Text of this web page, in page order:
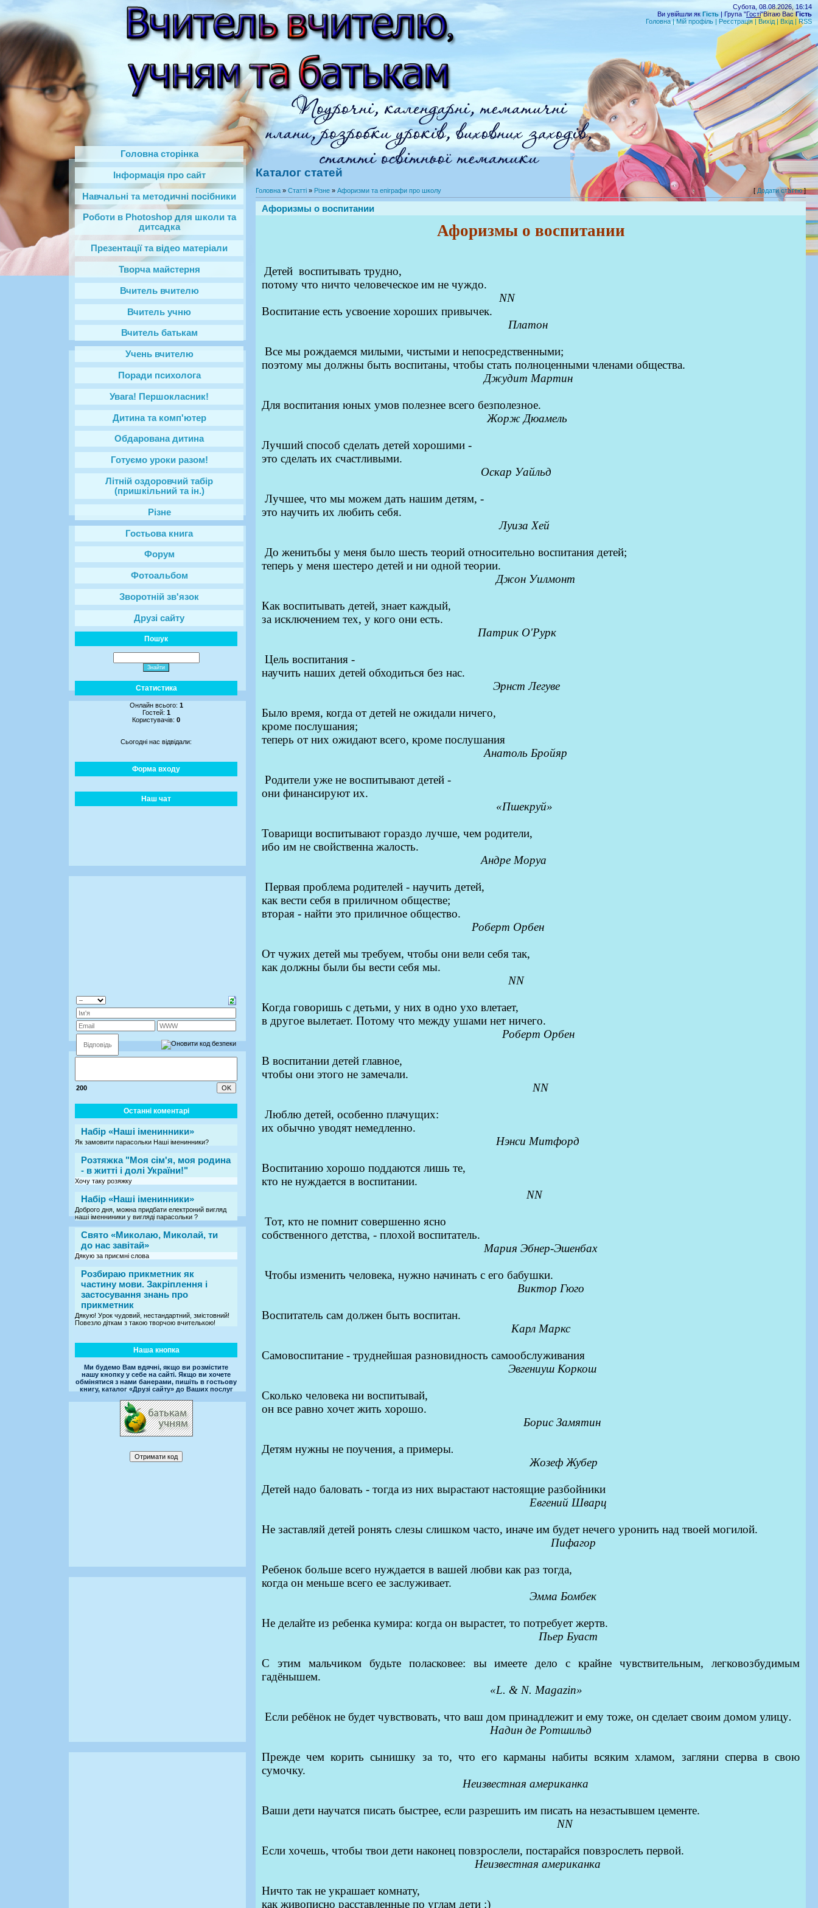
Субота, 08.08.2026, 16:14
Ви увійшли як Гість | Група "Гості"Вітаю ВасГість
Головна|Мій профіль | Реєстрація| Вихід|Вхід |RSS
Головна сторінка
Інформація про сайт
Навчальні та методичні посібники
Роботи в Photoshop‎ для школи та
дитсадка
Презентації та відео матеріали
Творча майстерня
Вчитель вчителю
Вчитель учню
Вчитель батькам
Учень вчителю
Поради психолога
Увага! Першокласник!
Дитина та комп'ютер
Обдарована дитина
Готуємо уроки разом!
Літній оздоровчий табір
(пришкільний та ін.)
Різне
Гостьова книга
Форум
Фотоальбом
Зворотній зв'язок
Друзі сайту
Пошук
Статистика
Онлайн всього: 1
Гостей: 1
Користувачів: 0
Сьогодні нас відвідали:
Форма входу
Наш чат
200
Останні коментарі
Набір «Наші іменинники»
Як замовити парасольки Наші іменинники?
Розтяжка "Моя сім'я, моя родина
- в житті і долі України!"
Хочу таку розяжку
Набір «Наші іменинники»
Доброго дня, можна придбати електроний вигляд
наші іменниники у вигляді парасольки ?
Свято «Миколаю, Миколай, ти
до нас завітай»
Дякую за приємні слова
Розбираю прикметник як
частину мови. Закріплення і
застосування знань про
прикметник
Дякую! Урок чудовий, нестандартний, змістовний!
Повезло діткам з такою творчою вчителькою!
Наша кнопка
Ми будемо Вам вдячні, якщо ви розмістите
нашу кнопку у себе на сайті. Якщо ви хочете
обмінятися з нами банерами, пишіть в гостьову
книгу, каталог «Друзі сайту» до Ваших послуг
Каталог статей
Головна » Статті » Різне » Афоризми та епіграфи про школу [ Додати статтю]
Афоризмы о воспитании
Афоризмы о воспитании
Детей воспитывать трудно,
потому что ничто человеческое им не чуждо.
NN
Воспитание есть усвоение хороших привычек.
Платон
Все мы рождаемся милыми, чистыми и непосредственными;
поэтому мы должны быть воспитаны, чтобы стать полноценными членами общества.
Джудит Мартин
Для воспитания юных умов полезнее всего безполезное.
Жорж Дюамель
Лучший способ сделать детей хорошими -
это сделать их счастливыми.
Оскар Уайльд
Лучшее, что мы можем дать нашим детям, -
это научить их любить себя.
Луиза Хей
До женитьбы у меня было шесть теорий относительно воспитания детей;
теперь у меня шестеро детей и ни одной теории.
Джон Уилмонт
Как воспитывать детей, знает каждый,
за исключением тех, у кого они есть.
Патрик О'Рурк
Цель воспитания -
научить наших детей обходиться без нас.
Эрнст Легуве
Было время, когда от детей не ожидали ничего,
кроме послушания;
теперь от них ожидают всего, кроме послушания
Анатоль Бройяр
Родители уже не воспитывают детей -
они финансируют их.
«Пшекруй»
Товарищи воспитывают гораздо лучше, чем родители,
ибо им не свойственна жалость.
Андре Моруа
Первая проблема родителей - научить детей,
как вести себя в приличном обществе;
вторая - найти это приличное общество.
Роберт Орбен
От чужих детей мы требуем, чтобы они вели себя так,
как должны были бы вести себя мы.
NN
Когда говоришь с детьми, у них в одно ухо влетает,
в другое вылетает. Потому что между ушами нет ничего.
Роберт Орбен
В воспитании детей главное,
чтобы они этого не замечали.
NN
Люблю детей, особенно плачущих:
их обычно уводят немедленно.
Нэнси Митфорд
Воспитанию хорошо поддаются лишь те,
кто не нуждается в воспитании.
NN
Тот, кто не помнит совершенно ясно
собственного детства, - плохой воспитатель.
Мария Эбнер-Эшенбах
Чтобы изменить человека, нужно начинать с его бабушки.
Виктор Гюго
Воспитатель сам должен быть воспитан.
Карл Маркс
Самовоспитание - труднейшая разновидность самообслуживания
Эвгениуш Коркош
Сколько человека ни воспитывай,
он все равно хочет жить хорошо.
Борис Замятин
Детям нужны не поучения, а примеры.
Жозеф Жубер
Детей надо баловать - тогда из них вырастают настоящие разбойники
Евгений Шварц
Не заставляй детей ронять слезы слишком часто, иначе им будет нечего уронить над твоей могилой.
Пифагор
Ребенок больше всего нуждается в вашей любви как раз тогда,
когда он меньше всего ее заслуживает.
Эмма Бомбек
Не делайте из ребенка кумира: когда он вырастет, то потребует жертв.
Пьер Буаст
С этим мальчиком будьте поласковее: вы имеете дело с крайне чувствительным, легковозбудимым
гадёнышем.
«L. & N. Magazin»
Если ребёнок не будет чувствовать, что ваш дом принадлежит и ему тоже, он сделает своим домом улицу.
Надин де Ротшильд
Прежде чем корить сынишку за то, что его карманы набиты всяким хламом, загляни сперва в свою
сумочку.
Неизвестная американка
Ваши дети научатся писать быстрее, если разрешить им писать на незастывшем цементе.
NN
Если хочешь, чтобы твои дети наконец повзрослели, постарайся повзрослеть первой.
Неизвестная американка
Ничто так не украшает комнату,
как живописно расставленные по углам дети :)